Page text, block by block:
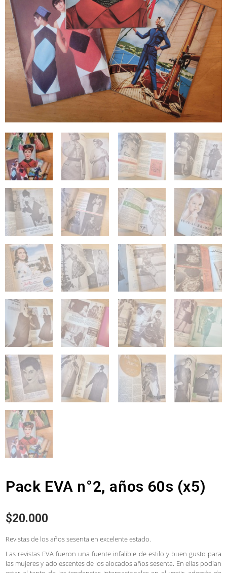
Pack EVA n°2, años 60s (x5)
$20.000
Revistas de los años sesenta en excelente estado.
Las revistas EVA fueron una fuente infalible de estilo y buen gusto para
las mujeres y adolescentes de los alocados años sesenta. En ellas podían